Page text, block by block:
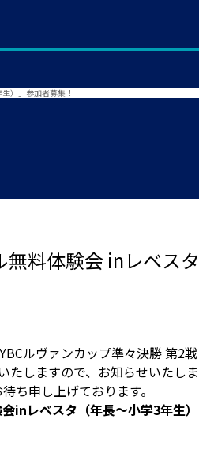
）」参加者募集！
無料体験会 inレベス
ルヴァンカップ準々決勝 第2
しますので、お知らせいたしま
ち申し上げております。
inレベスタ（年長～小学3年生